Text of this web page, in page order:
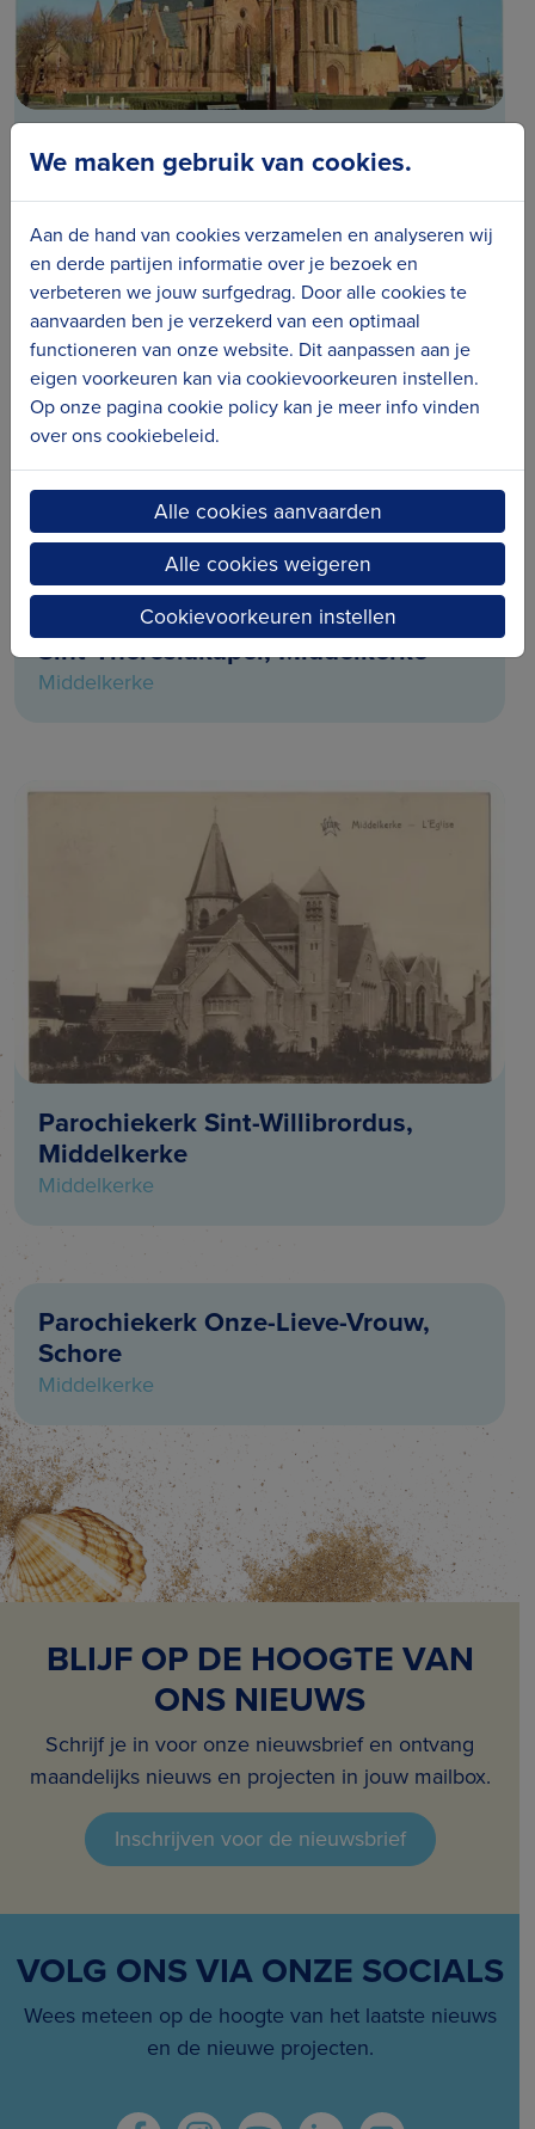
Parochiekerk Sint-Laurentius,
Westende
Middelkerke
Sint-Theresiakapel, Middelkerke
Middelkerke
Parochiekerk Sint-Willibrordus,
Middelkerke
Middelkerke
Parochiekerk Onze-Lieve-Vrouw,
Schore
Middelkerke
BLIJF OP DE HOOGTE VAN
ONS NIEUWS
Schrijf je in voor onze nieuwsbrief en ontvang
maandelijks nieuws en projecten in jouw mailbox.
Inschrijven voor de nieuwsbrief
VOLG ONS VIA ONZE SOCIALS
Wees meteen op de hoogte van het laatste nieuws
en de nieuwe projecten.
We maken gebruik van cookies.
Aan de hand van cookies verzamelen en analyseren wij
en derde partijen informatie over je bezoek en
verbeteren we jouw surfgedrag. Door alle cookies te
aanvaarden ben je verzekerd van een optimaal
functioneren van onze website. Dit aanpassen aan je
eigen voorkeuren kan via cookievoorkeuren instellen.
Op onze pagina cookie policy kan je meer info vinden
over ons cookiebeleid.
Alle cookies aanvaarden
Alle cookies weigeren
Cookievoorkeuren instellen